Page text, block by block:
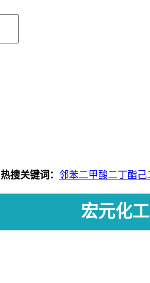
热搜关键词： 邻苯二甲酸二丁酯己
宏元化